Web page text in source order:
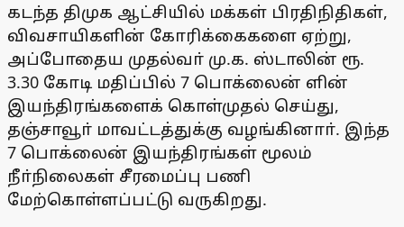
கடந்த திமுக ஆட்சியில் மக்கள் பிரதிநிதிகள்,
விவசாயிகளின் கோரிக்கைகளை ஏற்று,
அப்போதைய முதல்வா் மு.க. ஸ்டாலின் ரூ.
3.30 கோடி மதிப்பில் 7 பொக்லைன் ளின்
இயந்திரங்களைக் கொள்முதல் செய்து,
தஞ்சாவூா் மாவட்டத்துக்கு வழங்கினாா். இந்த
7 பொக்லைன் இயந்திரங்கள் மூலம்
நீா்நிலைகள் சீரமைப்பு பணி
மேற்கொள்ளப்பட்டு வருகிறது.